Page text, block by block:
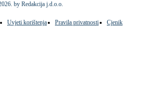
. by Redakcija j.d.o.o.
Uvjeti korištenja Pravila privatnosti
Cjenik